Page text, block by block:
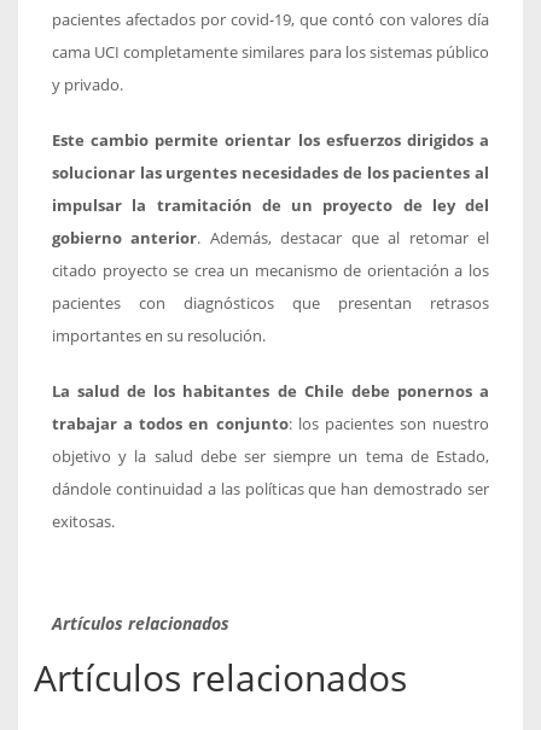
pacientes afectados por covid-19, que contó con valores día
cama UCI completamente similares para los sistemas público
y privado.
Este cambio permite orientar los esfuerzos dirigidos a
solucionar las urgentes necesidades de los pacientes al
impulsar la tramitación de un proyecto de ley del
gobierno anterior. Además, destacar que al retomar el
citado proyecto se crea un mecanismo de orientación a los
pacientes con diagnósticos que presentan retrasos
importantes en su resolución.
La salud de los habitantes de Chile debe ponernos a
trabajar a todos en conjunto: los pacientes son nuestro
objetivo y la salud debe ser siempre un tema de Estado,
dándole continuidad a las políticas que han demostrado ser
exitosas.
Artículos relacionados
Artículos relacionados